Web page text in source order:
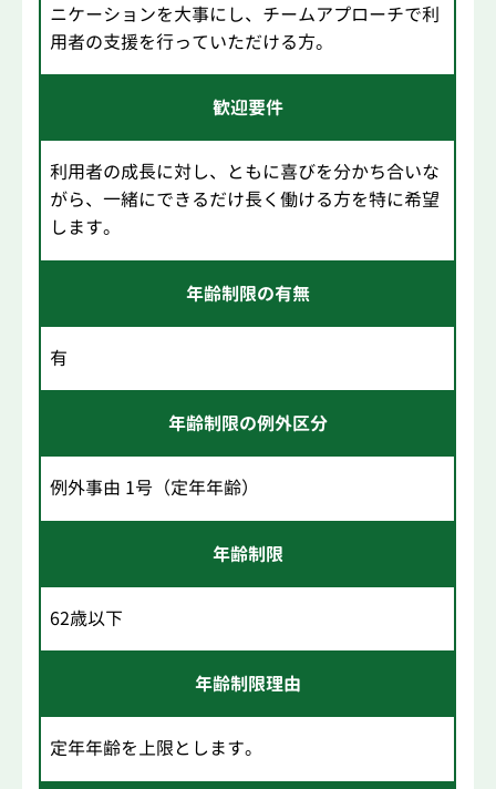
ニケーションを大事にし、チームアプローチで利
用者の支援を行っていただける方。
歓迎要件
利用者の成長に対し、ともに喜びを分かち合いな
がら、一緒にできるだけ長く働ける方を特に希望
します。
年齢制限の有無
有
年齢制限の例外区分
例外事由 1号（定年年齢）
年齢制限
62歳以下
年齢制限理由
定年年齢を上限とします。